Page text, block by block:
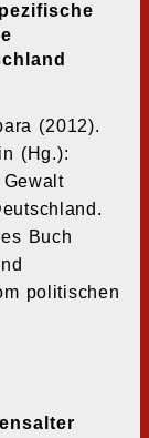
(2012).
(Hg.):
Gewalt
Buch
politischen